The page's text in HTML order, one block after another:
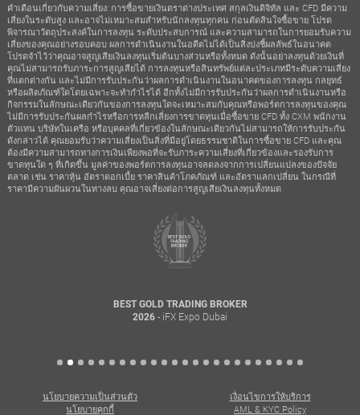
คำเตือนเกี่ยวกับความเสี่ยง: การซื้อขายเงินตราต่างประเทศ สกุลเงินดิจิทัล และ CFD มีความ
เสี่ยงในระดับสูง และอาจไม่เหมาะสมสำหรับนักลงทุนทุกคน ก่อนตัดสินใจซื้อขาย โปรด
พิจารณาวัตถุประสงค์ในการลงทุน ระดับประสบการณ์ และความสามารถในการยอมรับความ
เสี่ยงของคุณอย่างรอบคอบ ผลการดำเนินงานในอดีตไม่ได้เป็นสิ่งบ่งชี้ผลลัพธ์ในอนาคต
โปรดจำไว้ว่าคุณอาจสูญเสียเงินลงทุนเริ่มต้นบางส่วนหรือทั้งหมด ดังนั้นอย่าลงทุนด้วยเงินที่
คุณไม่สามารถรับภาระการสูญเสียได้ การลงทุนหรือสินทรัพย์แต่ละประเภทมีระดับความเสี่ยง
ที่แตกต่างกัน และไม่มีการรับประกันว่าผลการดำเนินงานในอนาคตของการลงทุน กลยุทธ์
หรือผลิตภัณฑ์ใดโดยเฉพาะจะทำกำไรได้ อีกทั้งไม่มีการรับประกันว่าผลการดำเนินงานหรือ
กิจกรรมในลักษณะเดียวกันของการลงทุนใดจะเหมาะสมกับคุณหรือพอร์ตการลงทุนของคุณ
ไม่มีการรับประกันผลกำไรหรือการหลีกเลี่ยงการขาดทุนเมื่อซื้อขาย CFD ทั้ง CXM พนักงาน
ตัวแทน บริษัทในเครือ หรือบุคคลที่เกี่ยวข้องในลักษณะเดียวกันไม่สามารถให้การรับประกัน
ดังกล่าวได้ คุณยอมรับว่าความเสี่ยงเป็นสิ่งที่มีอยู่โดยธรรมชาติในการซื้อขาย CFD และคุณ
ต้องมีความสามารถทางการเงินเพียงพอที่จะรับภาระความเสี่ยงที่เกี่ยวข้องและรองรับการ
ขาดทุนใด ๆ ที่เกิดขึ้น มูลค่าของพอร์ตการลงทุนอาจลดลงจากการเปลี่ยนแปลงของปัจจัย
ตลาด เช่น ราคาหุ้น อัตราดอกเบี้ย ราคาสินค้าโภคภัณฑ์ และอัตราแลกเปลี่ยน ในกรณีที่
ราคามีความผันผวนในทางลบ คุณอาจเสี่ยงต่อการสูญเสียเงินลงทุนทั้งหมด
BEST GOLD TRADING BROKER
2026 - iFX Expo Dubai
นโยบายความเป็นส่วนตัว
เงื่อนไขการให้บริการ
นโยบายคุกกี้
AML & KYC Policy